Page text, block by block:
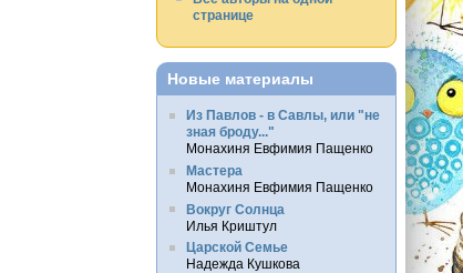
странице
Новые материалы
Из Павлов - в Савлы, или "не
зная броду..."
Монахиня Евфимия Пащенко
Мастера
Монахиня Евфимия Пащенко
Вокруг Солнца
Илья Криштул
Царской Семье
Надежда Кушкова